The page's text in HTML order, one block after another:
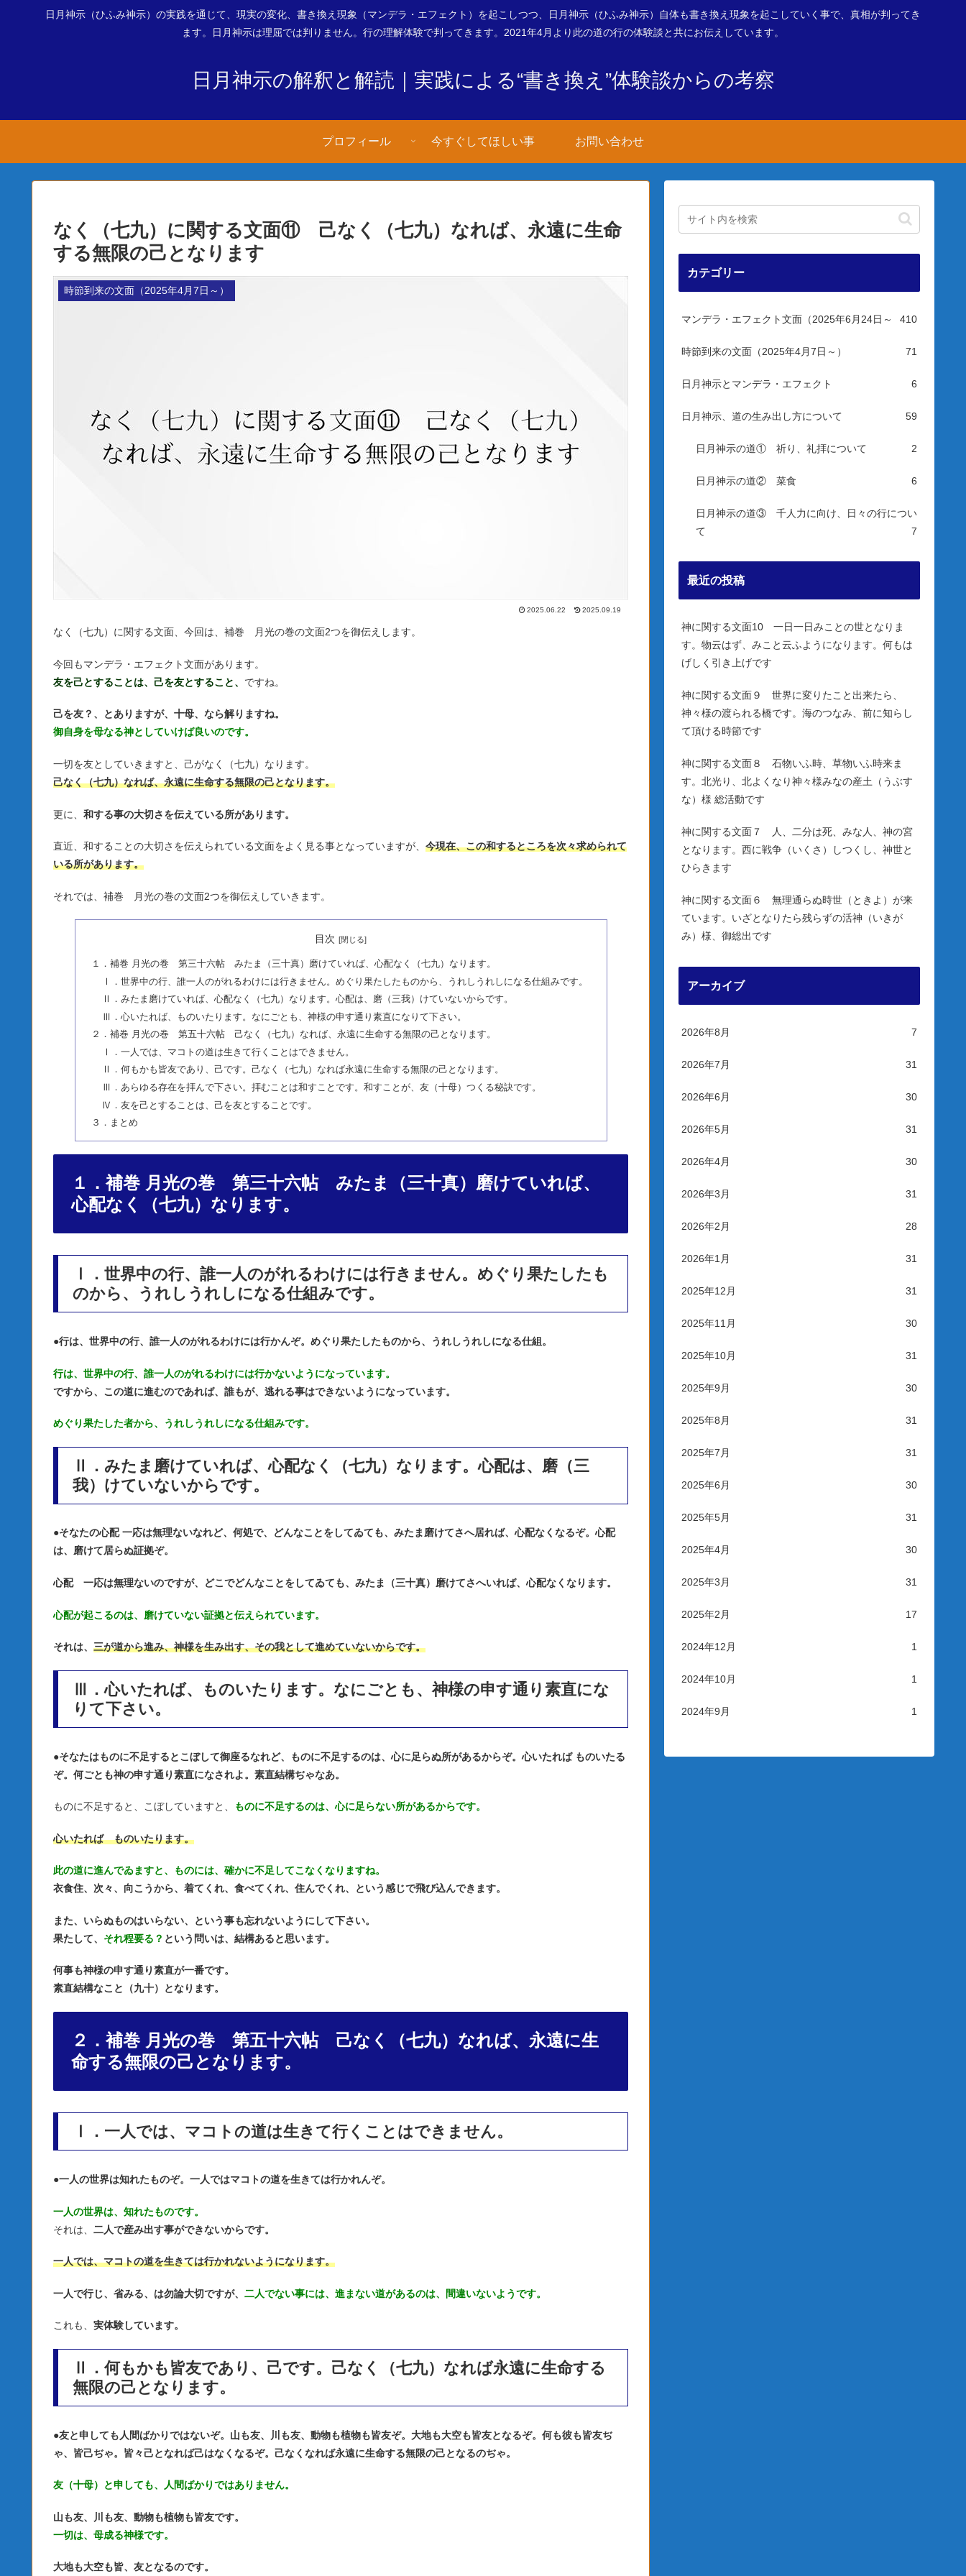
日月神示（ひふみ神示）の実践を通じて、現実の変化、書き換え現象（マンデラ・エフェクト）を起こしつつ、日月神示（ひふみ神示）自体も書き換え現象を起こしていく事で、真相が判ってき
ます。日月神示は理屈では判りません。行の理解体験で判ってきます。2021年4月より此の道の行の体験談と共にお伝えしています。
日月神示の解釈と解読｜実践による“書き換え”体験談からの考察
プロフィール 今すぐしてほしい事 お問い合わせ
なく（七九）に関する文面⑪ 己なく（七九）なれば、永遠に生命
する無限の己となります
時節到来の文面（2025年4月7日～）
2025.06.22 2025.09.19
なく（七九）に関する文面、今回は、補巻 月光の巻の文面2つを御伝えします。
今回もマンデラ・エフェクト文面があります。
友を己とすることは、己を友とすること、 ですね。
己を友？、とありますが、十母、なら解りますね。
御自身を母なる神としていけば良いのです。
一切を友としていきますと、己がなく（七九）なります。
己なく（七九）なれば、永遠に生命する無限の己となります。
更に、 和する事の大切さを伝えている所があります。
直近、和することの大切さを伝えられている文面をよく見る事となっていますが、 今現在、この和するところを次々求められて
いる所があります。
それでは、補巻 月光の巻の文面2つを御伝えしていきます。
目次
１．補巻 月光の巻 第三十六帖 みたま（三十真）磨けていれば、心配なく（七九）なります。
Ⅰ．世界中の行、誰一人のがれるわけには行きません。めぐり果たしたものから、うれしうれしになる仕組みです。
Ⅱ．みたま磨けていれば、心配なく（七九）なります。心配は、磨（三我）けていないからです。
Ⅲ．心いたれば、ものいたります。なにごとも、神様の申す通り素直になりて下さい。
２．補巻 月光の巻 第五十六帖 己なく（七九）なれば、永遠に生命する無限の己となります。
Ⅰ．一人では、マコトの道は生きて行くことはできません。
Ⅱ．何もかも皆友であり、己です。己なく（七九）なれば永遠に生命する無限の己となります。
Ⅲ．あらゆる存在を拝んで下さい。拝むことは和すことです。和すことが、友（十母）つくる秘訣です。
Ⅳ．友を己とすることは、己を友とすることです。
３．まとめ
１．補巻 月光の巻 第三十六帖 みたま（三十真）磨けていれば、
心配なく（七九）なります。
Ⅰ．世界中の行、誰一人のがれるわけには行きません。めぐり果たしたも
のから、うれしうれしになる仕組みです。
●行は、世界中の行、誰一人のがれるわけには行かんぞ。めぐり果たしたものから、うれしうれしになる仕組。
行は、世界中の行、誰一人のがれるわけには行かないようになっています。
ですから、この道に進むのであれば、誰もが、逃れる事はできないようになっています。
めぐり果たした者から、うれしうれしになる仕組みです。
Ⅱ．みたま磨けていれば、心配なく（七九）なります。心配は、磨（三
我）けていないからです。
●そなたの心配 一応は無理ないなれど、何処で、どんなことをしてゐても、みたま磨けてさへ居れば、心配なくなるぞ。心配
は、磨けて居らぬ証拠ぞ。
心配 一応は無理ないのですが、どこでどんなことをしてゐても、みたま（三十真）磨けてさへいれば、心配なくなります。
心配が起こるのは、磨けていない証拠と伝えられています。
それは、 三が道から進み、神様を生み出す、その我として進めていないからです。
Ⅲ．心いたれば、ものいたります。なにごとも、神様の申す通り素直にな
りて下さい。
●そなたはものに不足するとこぼして御座るなれど、ものに不足するのは、心に足らぬ所があるからぞ。心いたれば ものいたる
ぞ。何ごとも神の申す通り素直になされよ。素直結構ぢゃなあ。
ものに不足すると、こぼしていますと、 ものに不足するのは、心に足らない所があるからです。
心いたれば ものいたります。
此の道に進んでゐますと、ものには、確かに不足してこなくなりますね。
衣食住、次々、向こうから、着てくれ、食べてくれ、住んでくれ、という感じで飛び込んできます。
また、いらぬものはいらない、という事も忘れないようにして下さい。
果たして、 それ程要る？ という問いは、結構あると思います。
何事も神様の申す通り素直が一番です。
素直結構なこと（九十）となります。
２．補巻 月光の巻 第五十六帖 己なく（七九）なれば、永遠に生
命する無限の己となります。
Ⅰ．一人では、マコトの道は生きて行くことはできません。
●一人の世界は知れたものぞ。一人ではマコトの道を生きては行かれんぞ。
一人の世界は、知れたものです。
それは、 二人で産み出す事ができないからです。
一人では、マコトの道を生きては行かれないようになります。
一人で行じ、省みる、は勿論大切ですが、 二人でない事には、進まない道があるのは、間違いないようです。
これも、 実体験しています。
Ⅱ．何もかも皆友であり、己です。己なく（七九）なれば永遠に生命する
無限の己となります。
●友と申しても人間ばかりではないぞ。山も友、川も友、動物も植物も皆友ぞ。大地も大空も皆友となるぞ。何も彼も皆友ぢ
ゃ、皆己ぢゃ。皆々己となれば己はなくなるぞ。己なくなれば永遠に生命する無限の己となるのぢゃ。
友（十母）と申しても、人間ばかりではありません。
山も友、川も友、動物も植物も皆友です。
一切は、母成る神様です。
大地も大空も皆、友となるのです。
カテゴリー
マンデラ・エフェクト文面（2025年6月24日～ 410
時節到来の文面（2025年4月7日～） 71
日月神示とマンデラ・エフェクト 6
日月神示、道の生み出し方について 59
日月神示の道① 祈り、礼拝について 2
日月神示の道② 菜食 6
日月神示の道③ 千人力に向け、日々の行につい
て
7
最近の投稿
神に関する文面10 一日一日みことの世となりま
す。物云はず、みこと云ふようになります。何もは
げしく引き上げです
神に関する文面９ 世界に変りたこと出来たら、
神々様の渡られる橋です。海のつなみ、前に知らし
て頂ける時節です
神に関する文面８ 石物いふ時、草物いふ時来ま
す。北光り、北よくなり神々様みなの産土（うぶす
な）様 総活動です
神に関する文面７ 人、二分は死、みな人、神の宮
となります。西に戦争（いくさ）しつくし、神世と
ひらきます
神に関する文面６ 無理通らぬ時世（ときよ）が来
ています。いざとなりたら残らずの活神（いきが
み）様、御総出です
アーカイブ
2026年8月 7
2026年7月 31
2026年6月 30
2026年5月 31
2026年4月 30
2026年3月 31
2026年2月 28
2026年1月 31
2025年12月 31
2025年11月 30
2025年10月 31
2025年9月 30
2025年8月 31
2025年7月 31
2025年6月 30
2025年5月 31
2025年4月 30
2025年3月 31
2025年2月 17
2024年12月 1
2024年10月 1
2024年9月 1